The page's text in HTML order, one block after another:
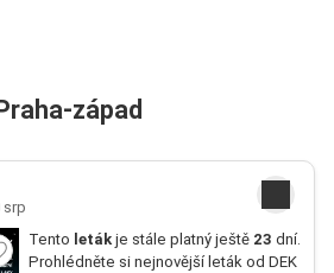
západ
srp
Tento letákje stále platný ještě 23 dní.
Prohlédněte si nejnovější leták od DEK